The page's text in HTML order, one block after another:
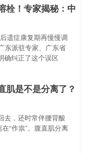
栓！专家揭秘：中
遗症康复期再慢慢调
东派驻专家、广东省
确纠正了这个误区
肌是不是分离了？
去，还时常伴腰背酸
“作祟”。腹直肌分离